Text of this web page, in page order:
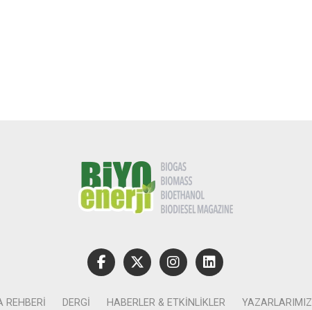
REHBERI DERGI HABERLER & ETKINLIKLER YAZARLARIMIZ